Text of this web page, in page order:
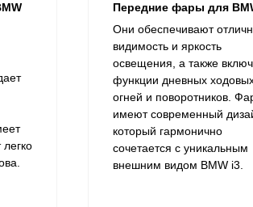
легко
Передние фары для
Они обеспечивают
видимость и яркость
освещения, а также
функции дневных
огней и поворотников.
имеют современный
который гармонично
сочетается с уникальным
внешним видом BMW i3.